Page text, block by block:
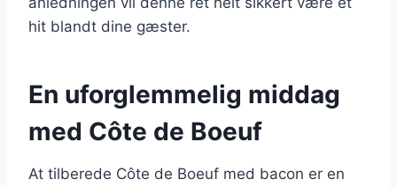
hit blandt dine gæster.
En uforglemmelig middag
med Côte de Boeuf
At tilberede Côte de Boeuf med bacon er en